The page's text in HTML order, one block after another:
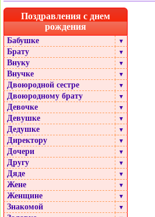
Поздравления с днем
рождения
Бабушке ▼
Брату ▼
Внуку ▼
Внучке ▼
Двоюродной сестре ▼
Двоюродному брату ▼
Девочке ▼
Девушке ▼
Дедушке ▼
Директору ▼
Дочери ▼
Другу ▼
Дяде ▼
Жене ▼
Женщине ▼
Знакомой ▼